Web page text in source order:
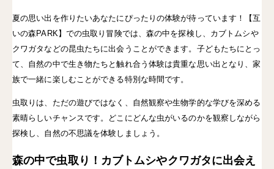
夏の思い出を作りたいあなたにぴったりの体験が待っています！
【互
いの森PARK】での虫取り冒険では、森の中を探検 し、 カブトムシや
クワガタなどの昆虫たちに出会うことができます。子どもたちにとっ
て、自然の中で生き物たちと触れ合う体験は貴重な思い出となり、家
族で一緒に楽しむことができる特別な時間です。
虫取りは、ただの遊びではなく、 自然観察や生物学的な学びを深める
素晴らしいチャンスです。どこにどんな虫がいるのかを観察しながら
探検 し、自然の不思議を体験しましょう。
森の中で虫取り！カブトムシやクワガタに出会え